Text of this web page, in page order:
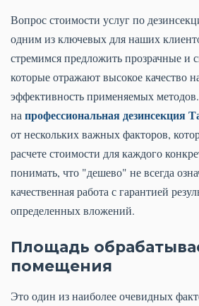
Вопрос стоимости услуг по
одним из ключевых для наших
стремимся предложить прозрачные и
которые отражают высокое качество
эффективность применяемых
на профессиональная дезинсекция
от нескольких важных факторов,
расчете стоимости для каждого
понимать, что "дешево" не всегда
качественная работа с гарантией
определенных вложений.
Площадь
помещения
Это один из наиболее очевидных